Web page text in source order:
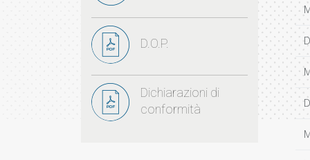
D.O.P.
Dichiarazioni di
conformità